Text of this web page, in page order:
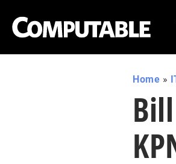
Home »